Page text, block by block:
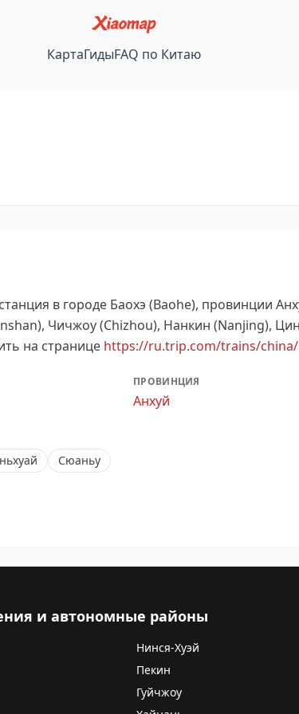
КартаГидыFAQ по Китаю
в городе Баохэ (Baohe), провинции
Чичжоу (Chizhou), Нанкин (Nanjing),
на странице https://ru.trip.com/trains/china/
ПРОВИНЦИЯ
Анхуй
Сюаньу
и автономные районы
Нинся-Хуэй
Пекин
Гуйчжоу